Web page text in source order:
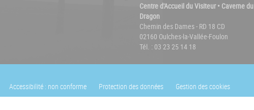
Centre d'Accueil du Visiteur • Caverne du
Dragon
Chemin des Dames - RD 18 CD
02160 Oulches-la-Vallée-Foulon
Tél. : 03 23 25 14 18
Accessibilité : non conforme Protection des données Gestion des cookies